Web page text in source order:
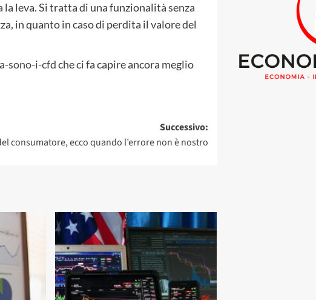
leva. Si tratta di una funzionalità senza
in quanto in caso di perdita il valore del
sono-i-cfdche ci fa capire ancora meglio
Successivo:
consumatore, ecco quando l’errore non è nostro